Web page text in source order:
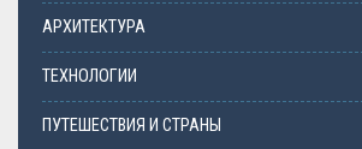
АРХИТЕКТУРА
ТЕХНОЛОГИИ
ПУТЕШЕСТВИЯ И СТРАНЫ